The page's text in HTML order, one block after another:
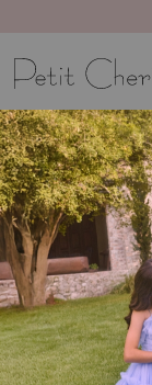
Início
VESTIDO TULE
AMARRAÇÃO